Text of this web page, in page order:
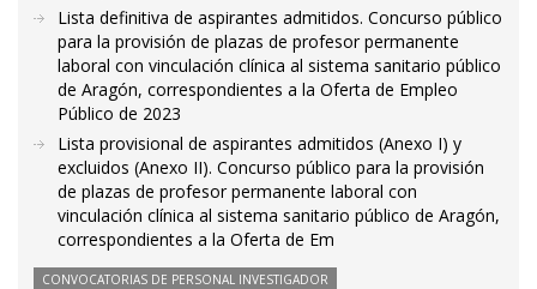
Lista definitiva de aspirantes admitidos. Concurso público
para la provisión de plazas de profesor permanente
laboral con vinculación clínica al sistema sanitario público
de Aragón, correspondientes a la Oferta de Empleo
Público de 2023
Lista provisional de aspirantes admitidos (Anexo I) y
excluidos (Anexo II). Concurso público para la provisión
de plazas de profesor permanente laboral con
vinculación clínica al sistema sanitario público de Aragón,
correspondientes a la Oferta de Em
CONVOCATORIAS DE PERSONAL INVESTIGADOR